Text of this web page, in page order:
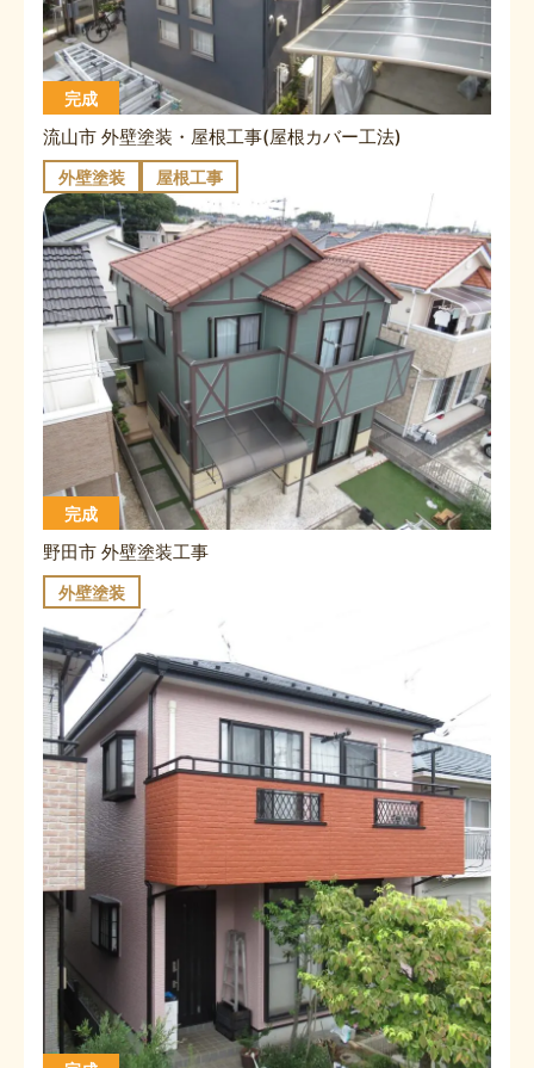
完成
流山市 外壁塗装・屋根工事(屋根カバー工法)
外壁塗装 屋根工事
完成
野田市 外壁塗装工事
外壁塗装